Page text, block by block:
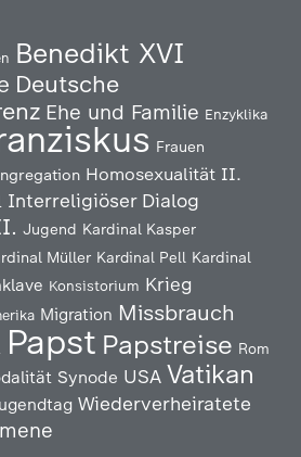
Benedikt XVI
Deutsche
Ehe und Familie Enzyklika
Frauen
Homosexualität II.
Interreligiöser Dialog
Jugend Kardinal Kasper
Müller Kardinal Pell Kardinal
Konsistorium Krieg
Migration Missbrauch
Papst Papstreise Rom
Synode USA Vatikan
Wiederverheiratete